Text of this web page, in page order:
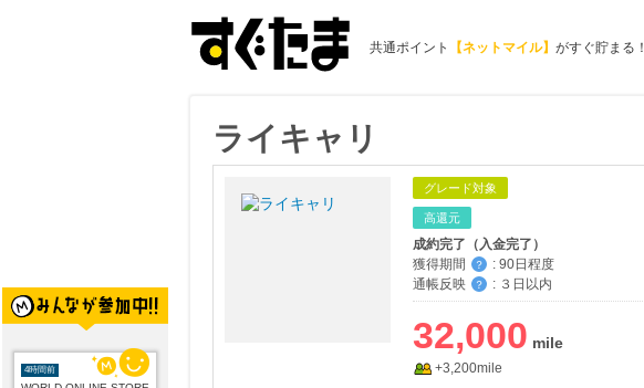
共通ポイント 【ネットマイル】 がすぐ貯まる！
4時間前
ライキャリ
グレード対象
高還元
成約完了（入金完了）
獲得期間
？ : 90日程度
通帳反映
？ : ３日以内
32,000
+3,200mile